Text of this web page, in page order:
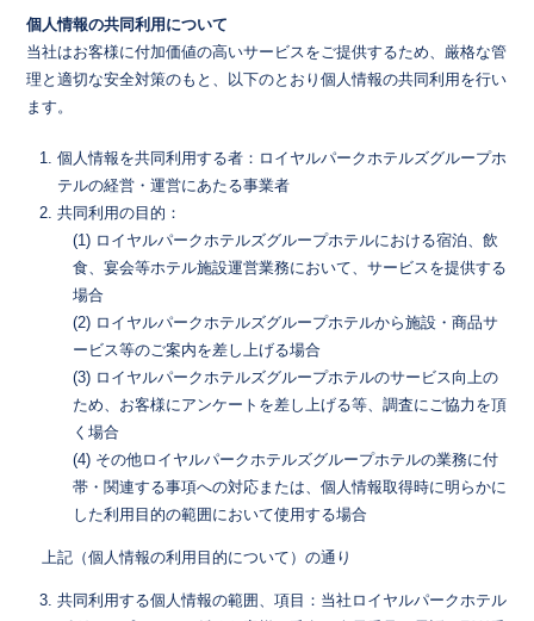
個人情報の共同利用について
当社はお客様に付加価値の高いサービスをご提供するため、厳格な管
理と適切な安全対策のもと、以下のとおり個人情報の共同利用を行い
ます。
個人情報を共同利用する者：ロイヤルパークホテルズグループホ
テルの経営・運営にあたる事業者
共同利用の目的：
(1) ロイヤルパークホテルズグループホテルにおける宿泊、飲
食、宴会等ホテル施設運営業務において、サービスを提供する
場合
(2) ロイヤルパークホテルズグループホテルから施設・商品サ
ービス等のご案内を差し上げる場合
(3) ロイヤルパークホテルズグループホテルのサービス向上の
ため、お客様にアンケートを差し上げる等、調査にご協力を頂
く場合
(4) その他ロイヤルパークホテルズグループホテルの業務に付
帯・関連する事項への対応または、個人情報取得時に明らかに
した利用目的の範囲において使用する場合
上記（個人情報の利用目的について）の通り
共同利用する個人情報の範囲、項目：当社ロイヤルパークホテル